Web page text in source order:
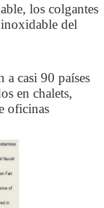
los colgantes
del
casi 90 países
en chalets,
oficinas